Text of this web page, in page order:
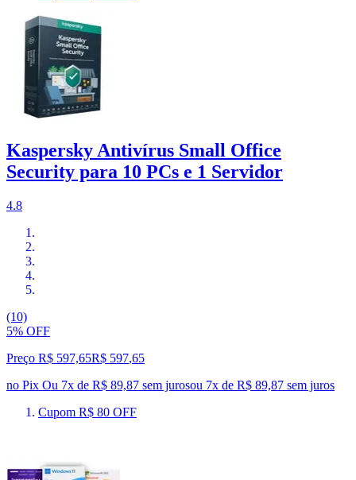
Kaspersky Antivírus Small Office
Security para 10 PCs e 1 Servidor
4.8
(10)
5% OFF
Preço R$ 597,65R$ 597,65
no Pix Ou 7x de R$ 89,87 sem jurosou 7x de R$ 89,87 sem juros
Cupom R$ 80 OFF